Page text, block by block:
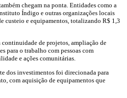
chegam na ponta. Entidades como a
Índigo e outras organizações locais
custeio e equipamentos, totalizando R$ 1,3
de projetos, ampliação de
para o trabalho com pessoas com
e ações comunitárias.
dos investimentos foi direcionada para
com aquisição de equipamentos que